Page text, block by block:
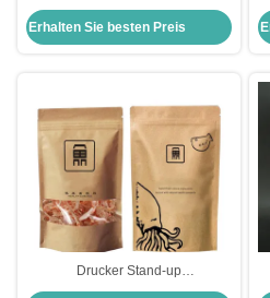
Hitzesiegel Kraft Stand Up
Taschen mit Fenster Digitaldruck
für Lebensmittelverpackungstüten
Erhalten Sie besten Preis
Drucker Stand-up
Kraftpapierbeutel mit